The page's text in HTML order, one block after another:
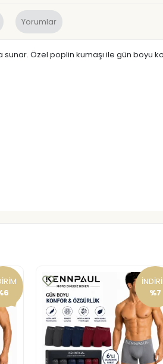
Yorumlar
sunar. Özel poplin kumaşı ile gün boyu
%7